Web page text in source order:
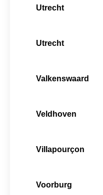
Utrecht
Utrecht
Valkenswaard
Veldhoven
Villapourçon
Voorburg